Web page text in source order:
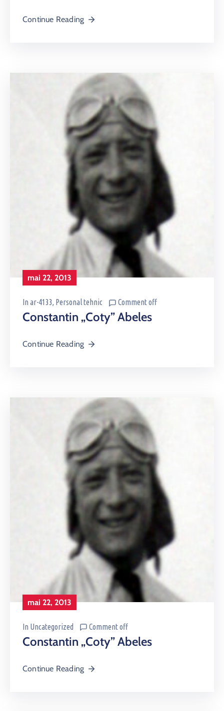
Continue Reading
mai 22, 2013
In ar-4133‚ Personal tehnic Comment off
Constantin „Coty” Abeles
Continue Reading
mai 22, 2013
In Uncategorized Comment off
Constantin „Coty” Abeles
Continue Reading